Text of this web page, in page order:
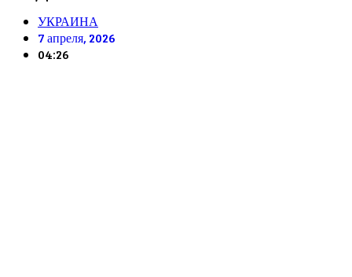
УКРАИНА
7 апреля, 2026
04:26